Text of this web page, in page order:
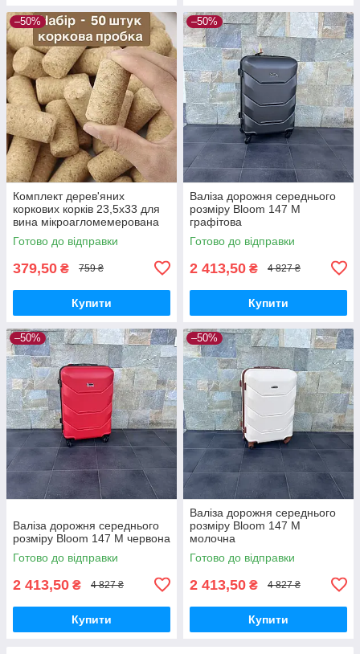
–50%
Комплект дерев'яних
коркових корків 23,5х33 для
вина мікроагломемерована
— 50 шт.
Готово до відправки
379,50 ₴ 759 ₴
Купити
–50%
Валіза дорожня середнього
розміру Bloom 147 M
графітова
Готово до відправки
2 413,50 ₴ 4 827 ₴
Купити
–50%
Валіза дорожня середнього
розміру Bloom 147 M червона
Готово до відправки
2 413,50 ₴ 4 827 ₴
Купити
–50%
Валіза дорожня середнього
розміру Bloom 147 M
молочна
Готово до відправки
2 413,50 ₴ 4 827 ₴
Купити